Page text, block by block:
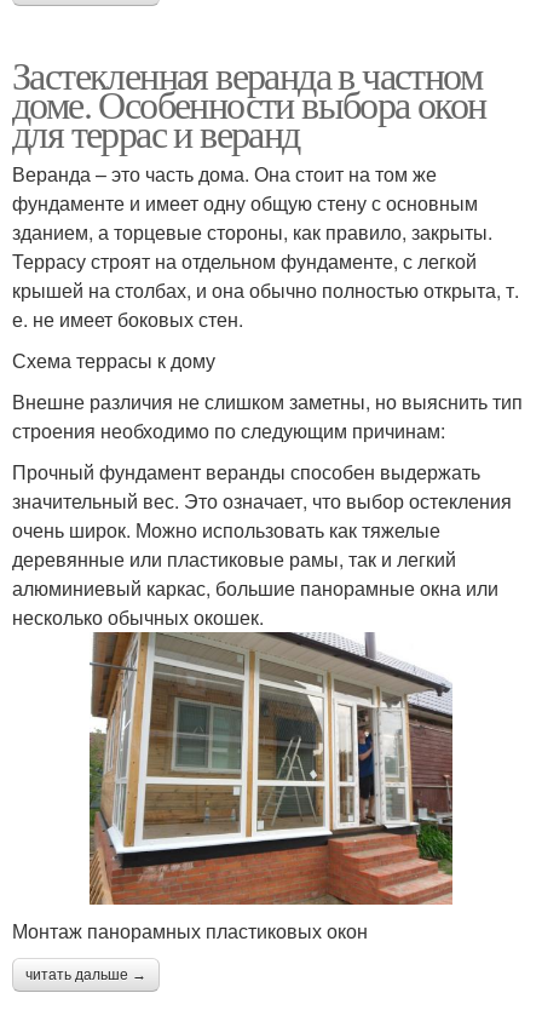
Застекленная веранда в частном
доме. Особенности выбора окон
для террас и веранд
Веранда – это часть дома. Она стоит на том же
фундаменте и имеет одну общую стену с основным
зданием, а торцевые стороны, как правило, закрыты.
Террасу строят на отдельном фундаменте, с легкой
крышей на столбах, и она обычно полностью открыта, т.
е. не имеет боковых стен.
Схема террасы к дому
Внешне различия не слишком заметны, но выяснить тип
строения необходимо по следующим причинам:
Прочный фундамент веранды способен выдержать
значительный вес. Это означает, что выбор остекления
очень широк. Можно использовать как тяжелые
деревянные или пластиковые рамы, так и легкий
алюминиевый каркас, большие панорамные окна или
несколько обычных окошек.
Монтаж панорамных пластиковых окон
читать дальше →